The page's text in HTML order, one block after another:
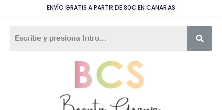
ENVÍO GRATIS A PARTIR DE 80€ EN CANARIAS